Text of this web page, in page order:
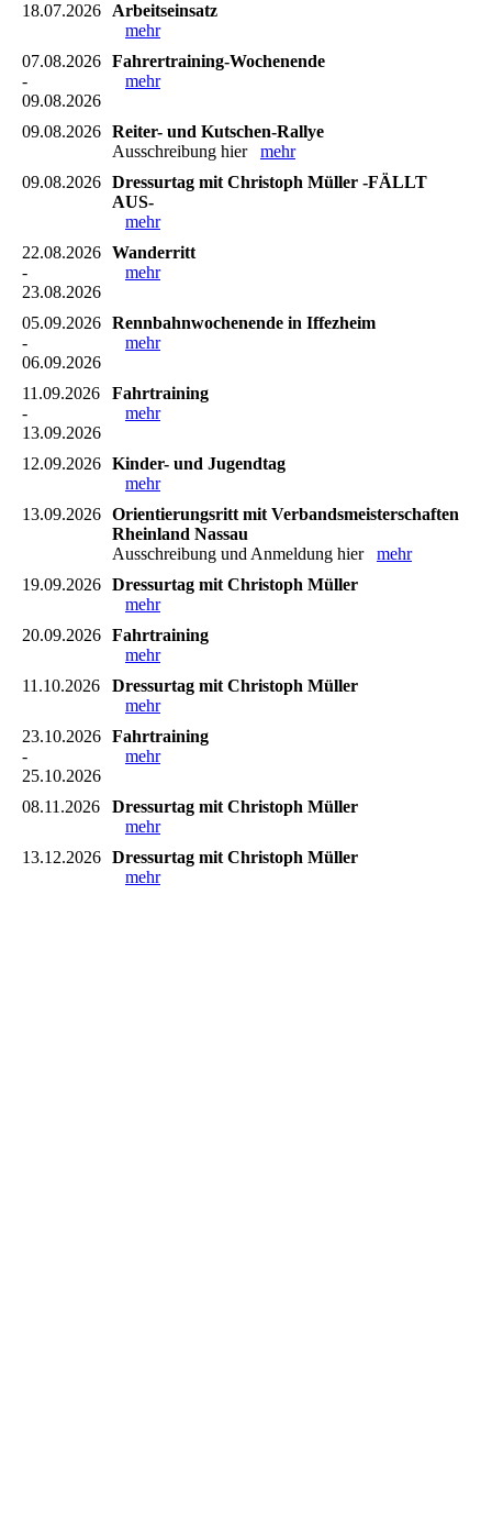
18.07.2026
Arbeitseinsatz
mehr
07.08.2026
-
09.08.2026
Fahrertraining-Wochenende
mehr
09.08.2026 Reiter- und Kutschen-Rallye
Ausschreibung hier mehr
09.08.2026 Dressurtag mit Christoph Müller -FÄLLT
AUS-
mehr
22.08.2026
-
23.08.2026
Wanderritt
mehr
05.09.2026
-
06.09.2026
Rennbahnwochenende in Iffezheim
mehr
11.09.2026
-
13.09.2026
Fahrtraining
mehr
12.09.2026 Kinder- und Jugendtag
mehr
13.09.2026 Orientierungsritt mit Verbandsmeisterschaften
Rheinland Nassau
Ausschreibung und Anmeldung hier mehr
19.09.2026 Dressurtag mit Christoph Müller
mehr
20.09.2026 Fahrtraining
mehr
11.10.2026
Dressurtag mit Christoph Müller
mehr
23.10.2026
-
25.10.2026
Fahrtraining
mehr
08.11.2026
Dressurtag mit Christoph Müller
mehr
13.12.2026 Dressurtag mit Christoph Müller
mehr